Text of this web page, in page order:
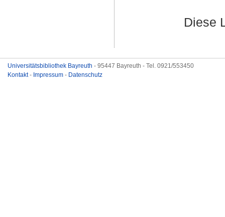
Diese
Universitätsbibliothek Bayreuth - 95447 Bayreuth - Tel. 0921/553450
Kontakt- Impressum - Datenschutz